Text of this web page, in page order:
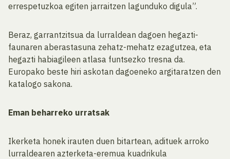
errespetuzkoa egiten jarraitzen lagunduko digula”.
Beraz, garrantzitsua da lurraldean dagoen hegazti-
faunaren aberastasuna zehatz-mehatz ezagutzea, eta
hegazti habiagileen atlasa funtsezko tresna da.
Europako beste hiri askotan dagoeneko argitaratzen den
katalogo sakona.
Eman beharreko urratsak
Ikerketa honek irauten duen bitartean, adituek arroko
lurraldearen azterketa-eremua kuadrikula